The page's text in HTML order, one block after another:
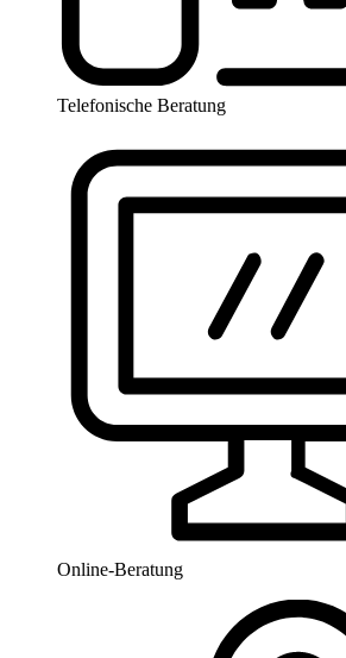
Telefonische Beratung
Online-Beratung